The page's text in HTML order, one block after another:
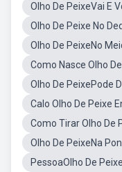
Olho De PeixeVai E
Olho De Peixe No
Olho De PeixeNo
Como Nasce Olho
Olho De PeixePode
Calo Olho De Peixe
Como Tirar Olho De
Olho De PeixeNa
PessoaOlho De Peixe